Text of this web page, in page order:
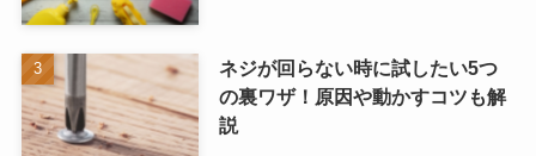
ネジが回らない時に試したい5つ
の裏ワザ！原因や動かすコツも解
説